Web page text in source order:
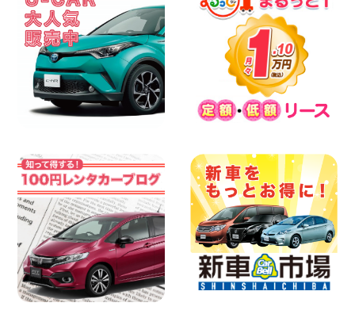
2026年08月06日
今週末空きあります◎ カーシェア 墨田文
花店 東京都 墨田文花店
100円レンタカー 墨田文花
2026年08月06日
当社在庫車紹介【軽トラ】ハイゼットト
ラック 神奈川県 横浜旭南本宿町店
100円レンタカー 横浜旭南本宿町
2026年08月06日
のお知らせ!! 神奈川県 横浜弥生台店
100円レンタカー 横浜弥生台
2026年08月06日
ハイエースワゴンGL!!クルーズコントロ
ールが付いている〜!! 福島県 福島笹木野
店
100円レンタカー 福島笹木野
2026年08月05日
※※超格安日額5,800円※※荷物運びに最適
の軽バンのレンタカー!! 出雲ドーム前店
島根県 出雲ドーム前店